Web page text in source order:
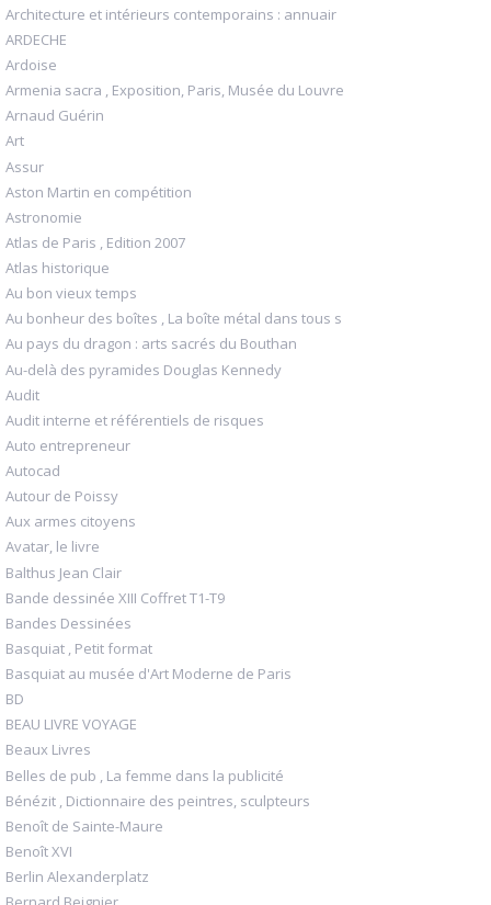
Architecture et intérieurs contemporains : annuair
ARDECHE
Ardoise
Armenia sacra , Exposition, Paris, Musée du Louvre
Arnaud Guérin
Art
Assur
Aston Martin en compétition
Astronomie
Atlas de Paris , Edition 2007
Atlas historique
Au bon vieux temps
Au bonheur des boîtes , La boîte métal dans tous s
Au pays du dragon : arts sacrés du Bouthan
Au-delà des pyramides Douglas Kennedy
Audit
Audit interne et référentiels de risques
Auto entrepreneur
Autocad
Autour de Poissy
Aux armes citoyens
Avatar, le livre
Balthus Jean Clair
Bande dessinée XIII Coffret T1-T9
Bandes Dessinées
Basquiat , Petit format
Basquiat au musée d'Art Moderne de Paris
BD
BEAU LIVRE VOYAGE
Beaux Livres
Belles de pub , La femme dans la publicité
Bénézit , Dictionnaire des peintres, sculpteurs
Benoît de Sainte-Maure
Benoît XVI
Berlin Alexanderplatz